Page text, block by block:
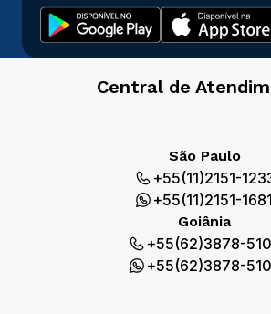
Central de
São Paulo
+55(11)2151-
+55(11)2151-1681
Goiânia
+55(62)3878-
+55(62)3878-